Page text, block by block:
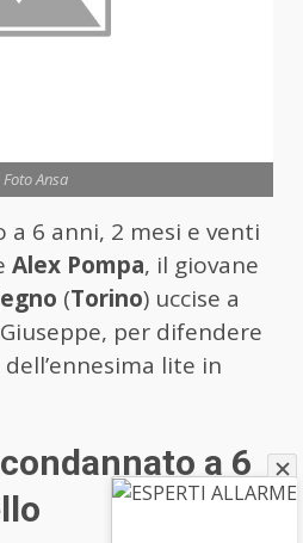
Foto Ansa
6 anni, 2 mesi e venti
Alex Pompa, il giovane
(Torino) uccise a
per difendere
lite in
a 6